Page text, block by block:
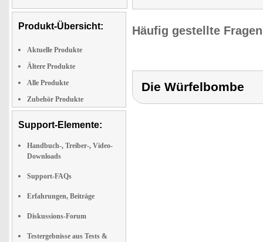
Produkt-Übersicht:
Aktuelle Produkte
Ältere Produkte
Alle Produkte
Zubehör Produkte
Support-Elemente:
Handbuch-, Treiber-, Video-
Downloads
Support-FAQs
Erfahrungen, Beiträge
Diskussions-Forum
Testergebnisse aus Tests &
Häufig gestellte
Die Würfelbombe